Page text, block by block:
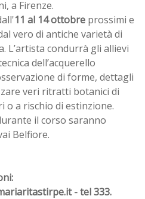
a Firenze.
11 al 14 ottobre prossimi e
vero di antiche varietà di
L’artista condurrà gli allievi
dell’acquerello
di forme, dettagli
veri ritratti botanici di
o a rischio di estinzione.
il corso saranno
Belfiore.
- tel 333.